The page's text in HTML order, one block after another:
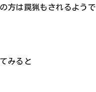
方は罠猟もされるようで
みると